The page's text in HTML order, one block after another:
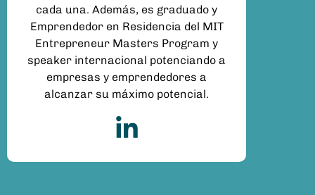
cada una. Además, es graduado y
Emprendedor en Residencia del MIT
Entrepreneur Masters Program y
speaker internacional potenciando a
empresas y emprendedores a
alcanzar su máximo potencial.